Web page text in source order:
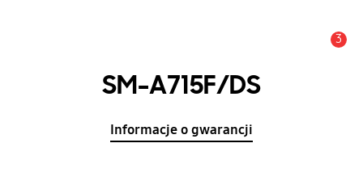
3
SM-A715F/DS
Informacje o gwarancji